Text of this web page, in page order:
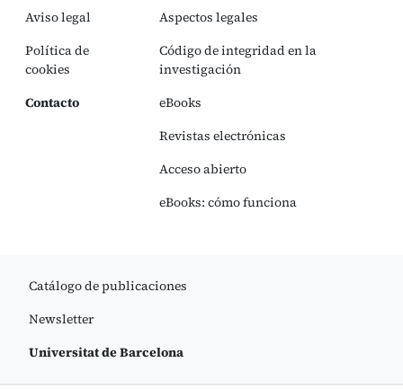
Aviso legal
Política de
cookies
Contacto
Aspectos legales
Código de integridad en la
investigación
eBooks
Revistas electrónicas
Acceso abierto
eBooks: cómo funciona
Catálogo de publicaciones
Newsletter
Universitat de Barcelona